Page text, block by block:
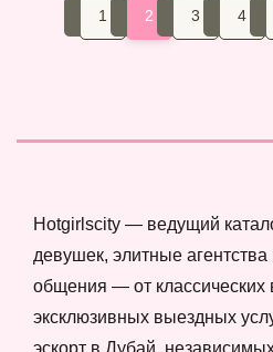
1 2 3 4
Hotgirlscity — ведущий
девушек, элитные
общения — от классических
эксклюзивных выездных
эскорт в Дубай,